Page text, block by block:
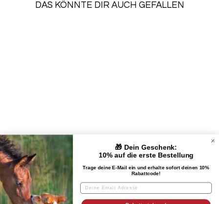
DAS KÖNNTE DIR AUCH GEFALLEN
UNTERNEHMEN
KUNDENSERVICE
RECHTLICHES & IMPRESSUM
🎁 Dein Geschenk:
10% auf die erste Bestellung
Trage deine E-Mail ein und erhalte sofort deinen 10%
Rabattcode!